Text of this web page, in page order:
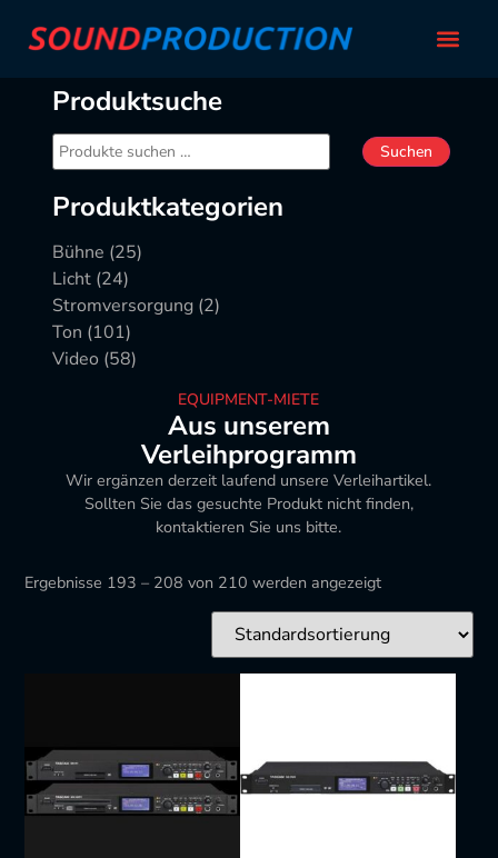
Produktsuche
Suchen
Produktkategorien
Bühne (25)
Licht (24)
Stromversorgung (2)
Ton (101)
Video (58)
EQUIPMENT-MIETE
Aus unserem
Verleihprogramm
Wir ergänzen derzeit laufend unsere Verleihartikel.
Sollten Sie das gesuchte Produkt nicht finden,
kontaktieren Sie uns bitte.
Ergebnisse 193 – 208 von 210 werden angezeigt